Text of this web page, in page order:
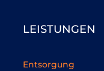
LEISTUNGEN
Entsorgung